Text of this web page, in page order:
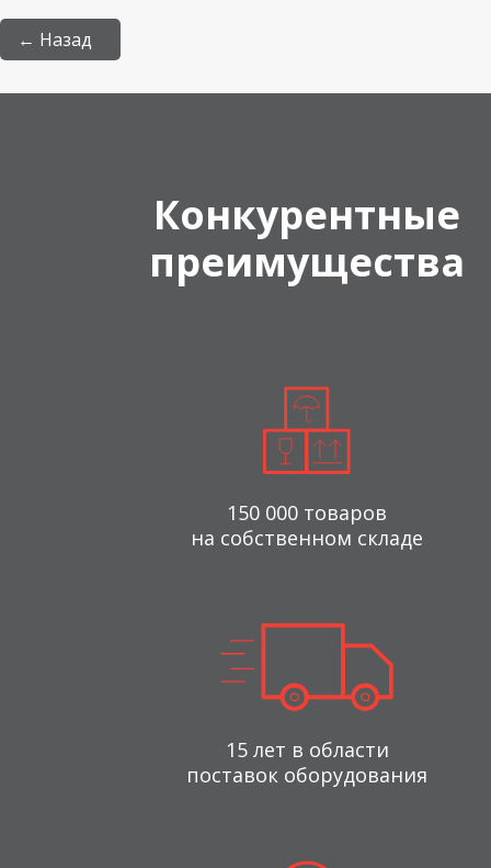
← Назад
Конкурентные
преимущества
150 000 товаров
на собственном складе
15 лет в области
поставок оборудования